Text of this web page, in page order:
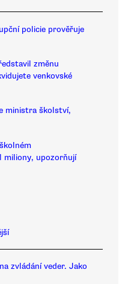
policie prověřuje
změnu
venkovské
ministra školství,
miliony, upozorňují
zvládání veder. Jako